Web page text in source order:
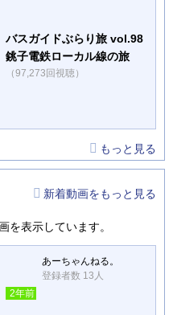
バスガイドぶらり旅 vol.98
銚子電鉄ローカル線の旅
（97,273回視聴）
もっと見る
新着動画をもっと見る
を表示しています。
あーちゃんねる。
登録者数 13人
2年前